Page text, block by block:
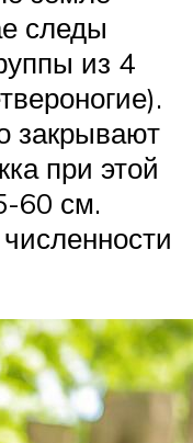
следы
из 4
закрывают
при этой
60 см.